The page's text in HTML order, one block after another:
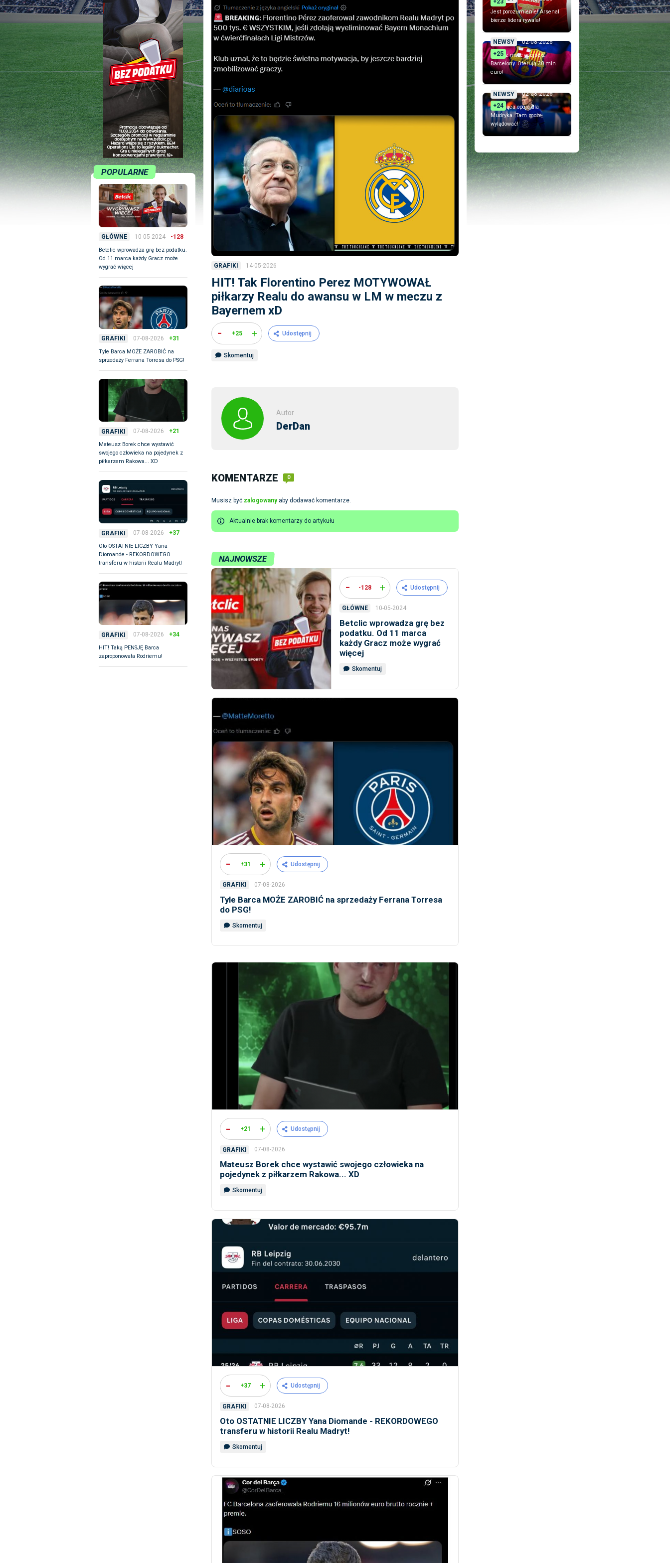
POPULARNE
GŁÓWNE 10-05-2024 -128
Betclic wprowadza grę bez podatku.
Od 11 marca każdy Gracz może
wygrać więcej
GRAFIKI 07-08-2026 +31
Tyle Barca MOŻE ZAROBIĆ na
sprzedaży Ferrana Torresa do PSG!
GRAFIKI 07-08-2026 +21
Mateusz Borek chce wystawić
swojego człowieka na pojedynek z
piłkarzem Rakowa... XD
GRAFIKI 07-08-2026 +37
Oto OSTATNIE LICZBY Yana
Diomande - REKORDOWEGO
transferu w historii Realu Madryt!
GRAFIKI 07-08-2026 +34
HIT! Taką PENSJĘ Barca
zaproponowała Rodriemu!
+23
Jest porozumienie! Arsenal
bierze lidera rywala!
NEWSY
02-08-2026
+25
Piłkarz może odejść z
Barcelony. Oferują 30 mln
euro!
NEWSY
02-08-2026
+24
Szokująca opcja dla
Mudryka. Tam może
wylądować!
GRAFIKI 14-05-2026
HIT! Tak Florentino Perez MOTYWOWAŁ
piłkarzy Realu do awansu w LM w meczu z
Bayernem xD
- +25 + Udostępnij
Skomentuj
Autor
DerDan
KOMENTARZE 0
Musisz być zalogowanyaby dodawać komentarze.
Aktualnie brak komentarzy do artykułu
NAJNOWSZE
- -128 + Udostępnij
GŁÓWNE 10-05-2024
Betclic wprowadza grę bez
podatku. Od 11 marca
każdy Gracz może wygrać
więcej
Skomentuj
- +31 + Udostępnij
GRAFIKI 07-08-2026
Tyle Barca MOŻE ZAROBIĆ na sprzedaży Ferrana Torresa
do PSG!
Skomentuj
- +21 + Udostępnij
GRAFIKI 07-08-2026
Mateusz Borek chce wystawić swojego człowieka na
pojedynek z piłkarzem Rakowa... XD
Skomentuj
- +37 + Udostępnij
GRAFIKI 07-08-2026
Oto OSTATNIE LICZBY Yana Diomande - REKORDOWEGO
transferu w historii Realu Madryt!
Skomentuj